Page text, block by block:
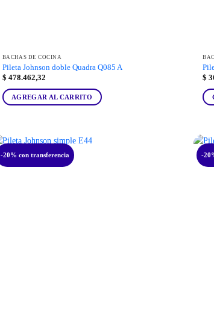
BACHAS DE COCINA
Pileta Johnson doble Quadra Q085 A
$ 478.462,32
AGREGAR AL CARRITO
$
-20% con transferencia -